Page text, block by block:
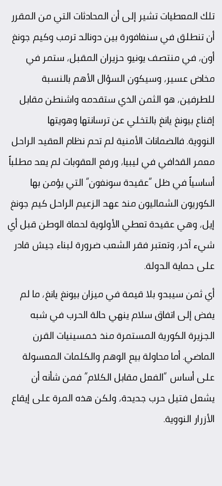
تلك المعطيات تشير إلى أن المحادثات التي من المقرر
أن تنطلق في سنغافورة بين دونالد ترمب وكيم جونغ
أون، في منتصف يونيو حزيران المقبل، ستمر في
مخاض عسير، وسيكون السؤال الأهم بالنسبة
للطرفين، هو الثمن الذي ستقدمه واشنطن مقابل
إقناع بيونغ يانغ بالتخلي عن ترسانتها وهويتها
النووية. فالضمانات الأمنية لم تحم نظام العقيد الراحل
معمر القذافي في ليبيا، ورفع العقوبات لم يعد مطلباً
أساسياً في ظل “عقيدة سونغون” التي يؤمن بها
الكوريون الشماليون منذ عهد الزعيم الراحل كيم جونغ
إيل، وهي عقيدة تعطي الأولوية لحماة الوطن قبل أي
شيء آخر، وتعتبر فقر الشعب ضرورة لبناء جيش قادر
على حماية الدولة.
أي ثمن سيبدو بلا قيمة في ميزان بيونغ يانغ، ما لم
يفض إلى اتفاق سلام ينهي حالة الحرب في شبه
الجزيرة الكورية المستمرة منذ خمسينيات القرن
الماضي. أما محاولة بيع الوهم والكلمات المعسولة
على أساس “الفعل مقابل الكلام” فمن شأنه أن
يشعل فتيل حرب جديدة، ولكن هذه المرة على إيقاع
الأزرار النووية.